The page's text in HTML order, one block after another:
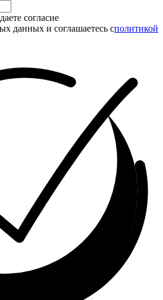
согласие
данных и соглашаетесь cполитикой